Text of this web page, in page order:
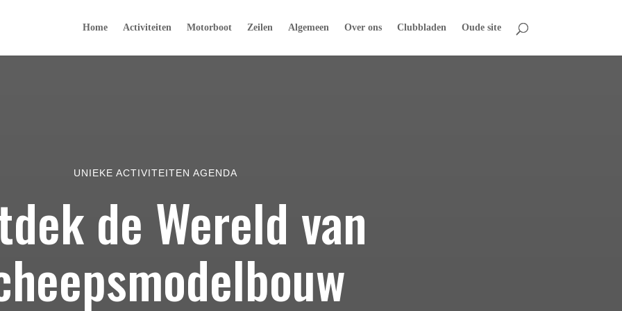
Home Activiteiten Motorboot Zeilen Algemeen Over ons Clubbladen Oude site
UNIEKE ACTIVITEITEN AGENDA
de Wereld van